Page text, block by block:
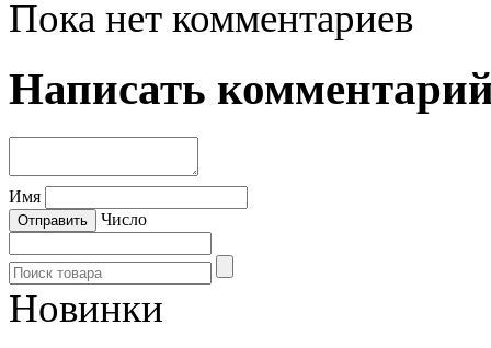
Пока нет комментариев
Написать
Имя
Число
Новинки